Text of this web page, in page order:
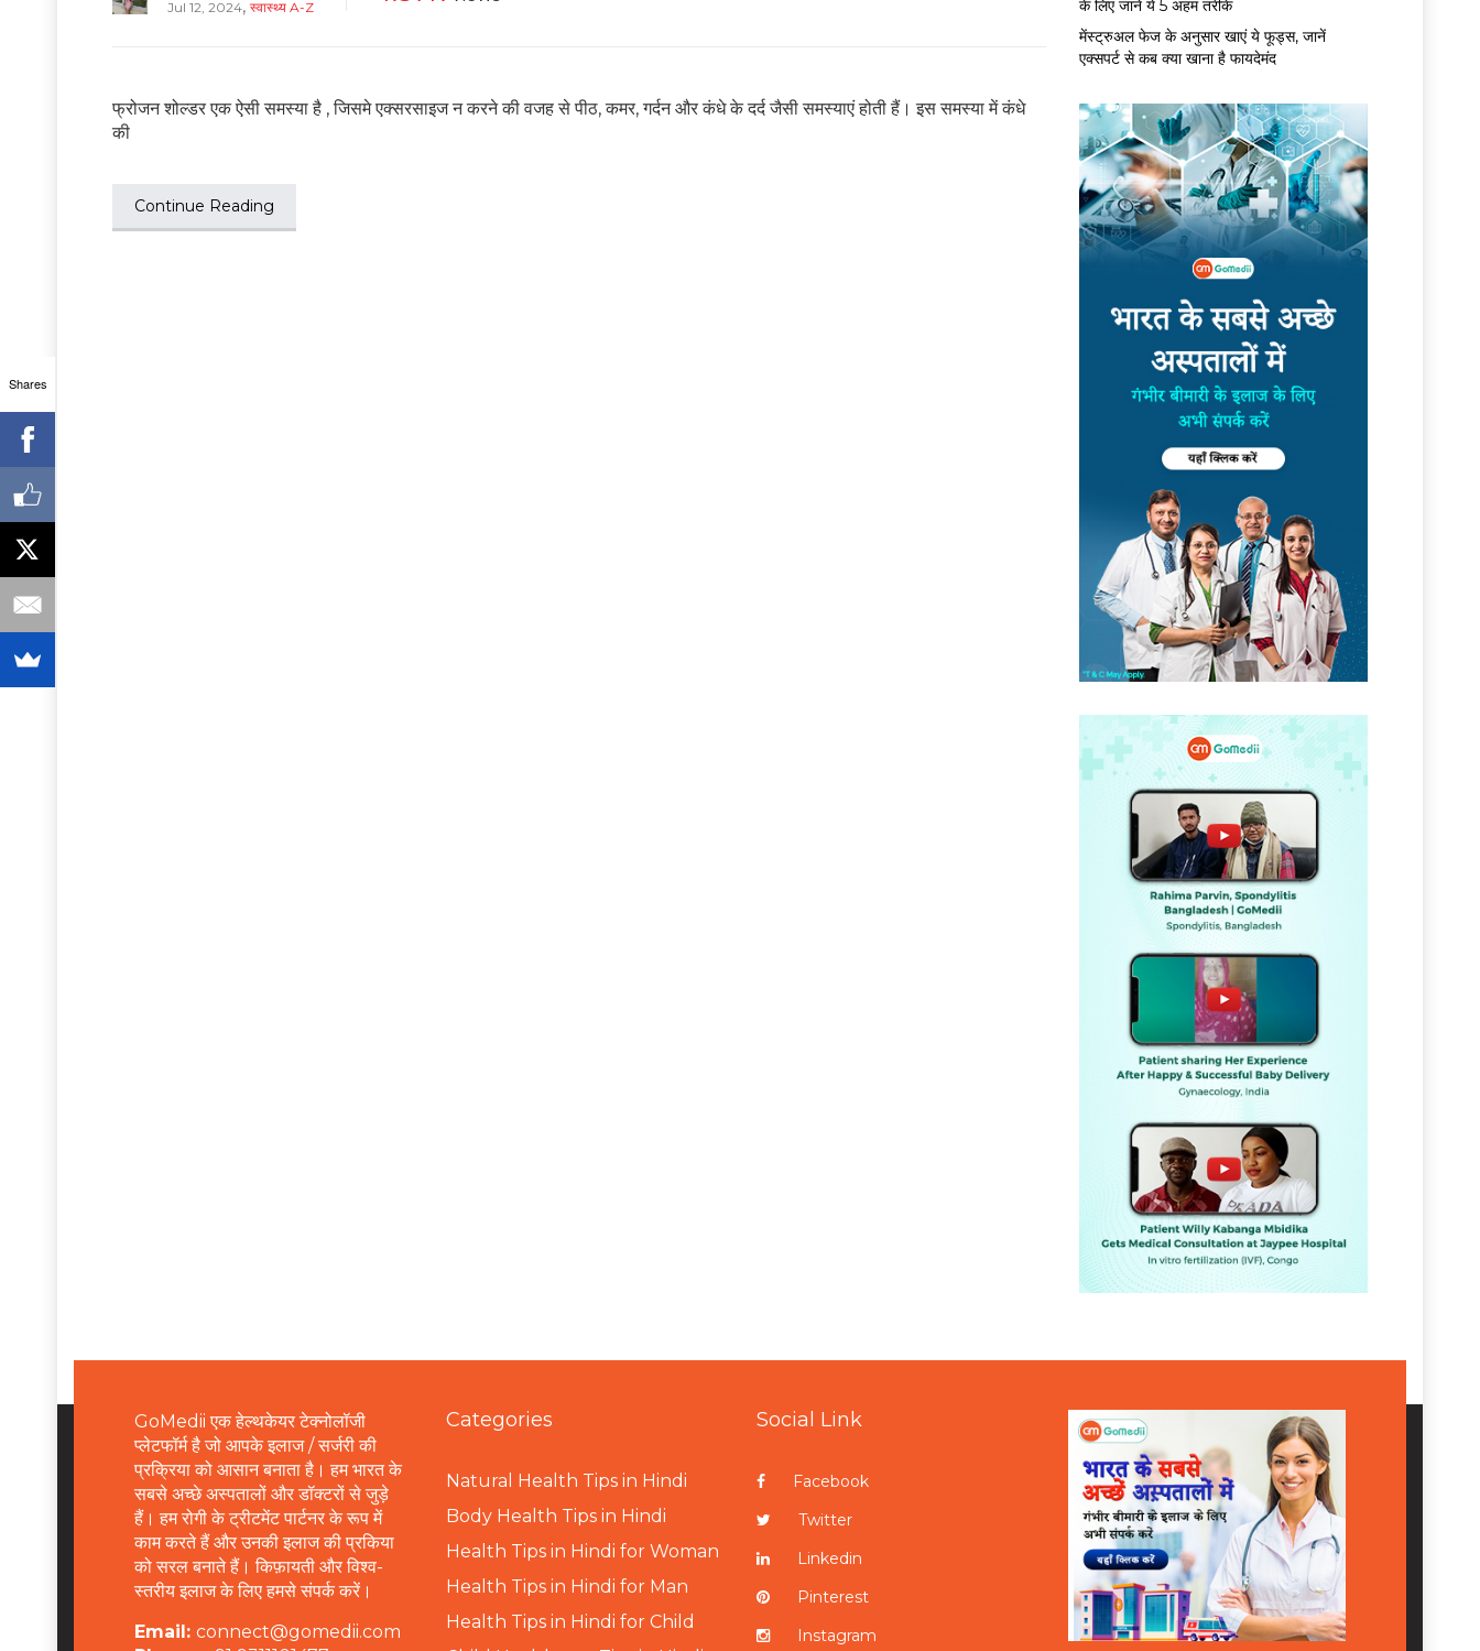
Jul 12, 2024, स्वास्थ्य A-Z
फ्रोजन शोल्डर एक ऐसी समस्या है , जिसमे एक्सरसाइज न करने की वजह से पीठ, कमर, गर्दन और कंधे के दर्द जैसी समस्याएं होती हैं। इस समस्या में कंधे
की
Continue Reading
के लिए जाने ये 5 अहम तरीके
मेंस्ट्रुअल फेज के अनुसार खाएं ये फूड्स, जानें
एक्सपर्ट से कब क्या खाना है फायदेमंद
GoMedii एक हेल्थकेयर टेक्नोलॉजी
प्लेटफॉर्म है जो आपके इलाज / सर्जरी की
प्रक्रिया को आसान बनाता है। हम भारत के
सबसे अच्छे अस्पतालों और डॉक्टरों से जुड़े
हैं। हम रोगी के ट्रीटमेंट पार्टनर के रूप में
काम करते हैं और उनकी इलाज की प्रकिया
को सरल बनाते हैं। किफ़ायती और विश्व-
स्तरीय इलाज के लिए हमसे संपर्क करें।
Email: connect@gomedii.com
Categories
Natural Health Tips in Hindi
Body Health Tips in Hindi
Health Tips in Hindi for Woman
Health Tips in Hindi for Man
Health Tips in Hindi for Child
Social Link
Facebook
Twitter
Linkedin
Pinterest
Instagram
Shares